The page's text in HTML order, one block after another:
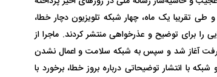
این روزنامه نزدیک به قالیباف در گزارشی نوشته: «ابتدای سال ۱۴۰۴ و طی تقریبا یک ماه، چهار شبکه تلویزیون دچار خطا،
را برای توضیح و عذرخواهی منتشر کردند. ماجرا از
آغاز شد و سپس به شبکه سلامت و اعمال نشدن
با انتشار توضیحاتی درباره بروز خطا، برخورد با
جدید ایران چیست؟